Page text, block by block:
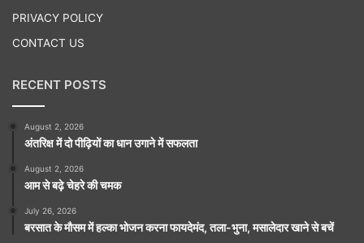
PRIVACY POLICY
CONTACT US
RECENT POSTS
August 2, 2026
अंतरिक्ष में दो पीढ़ियों का धान उगाने में सफलता
August 2, 2026
आम से बढ़े चेहरे की चमक
July 26, 2026
बरसात के मौसम में हल्का भोजन करना फायदेमंद, तला-भुना, मसालेदार खाने से बचें